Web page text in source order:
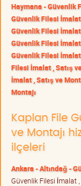
Haymana - Güvenlik
Güvenlik Filesi İmalat
Güvenlik Filesi İmalat
Güvenlik Filesi İmalat
Güvenlik Filesi İmalat
Filesi İmalat , Satış
İmalat , Satış ve
Montajı
Kaplan File
ve Montajı
ilçeleri
Ankara - Altındağ -
Güvenlik Filesi İmalat